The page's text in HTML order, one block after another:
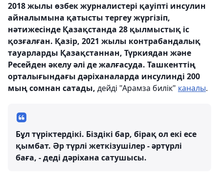
2018 жылы өзбек журналистері қауіпті инсулин
айналымына қатысты тергеу жүргізіп,
нәтижесінде Қазақстанда 28 қылмыстық іс
қозғалған. Қазір, 2021 жылы контрабандалық
тауарларды Қазақстаннан, Түркиядан және
Ресейден әкелу әлі де жалғасуда. Ташкенттің
орталығындағы дәріханаларда инсулинді 200
мың сомнан сатады, дейді "Арамза билік" каналы.
Бұл түріктердікі. Біздікі бар, бірақ ол екі есе
қымбат. Әр түрлі жеткізушілер - әртүрлі
баға, - деді дәріхана сатушысы.